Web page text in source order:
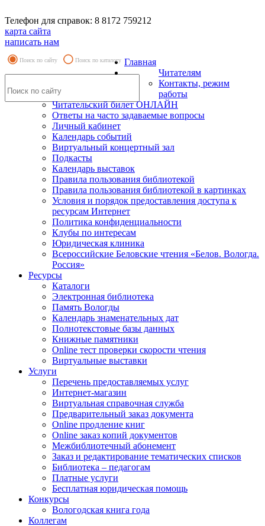
Телефон для справок: 8 8172 759212
карта сайта
написать нам
Поиск по сайту Поиск по каталогу Главная
Читателям
Контакты, режим
работы
Читательский билет ОНЛАЙН
Ответы на часто задаваемые вопросы
Личный кабинет
Календарь событий
Виртуальный концертный зал
Подкасты
Календарь выставок
Правила пользования библиотекой
Правила пользования библиотекой в картинках
Условия и порядок предоставления доступа к
ресурсам Интернет
Политика конфиденциальности
Клубы по интересам
Юридическая клиника
Всероссийские Беловские чтения «Белов. Вологда.
Россия»
Ресурсы
Каталоги
Электронная библиотека
Память Вологды
Календарь знаменательных дат
Полнотекстовые базы данных
Книжные памятники
Online тест проверки скорости чтения
Виртуальные выставки
Услуги
Перечень предоставляемых услуг
Интернет-магазин
Виртуальная справочная служба
Предварительный заказ документа
Online продление книг
Online заказ копий документов
Межбиблиотечный абонемент
Заказ и редактирование тематических списков
Библиотека – педагогам
Платные услуги
Бесплатная юридическая помощь
Конкурсы
Вологодская книга года
Коллегам